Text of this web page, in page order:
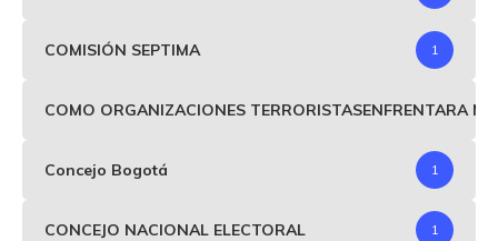
COMISIÓN SEPTIMA 1
COMO ORGANIZACIONES TERRORISTASENFRENTARA
Concejo Bogotá 1
CONCEJO NACIONAL ELECTORAL 1